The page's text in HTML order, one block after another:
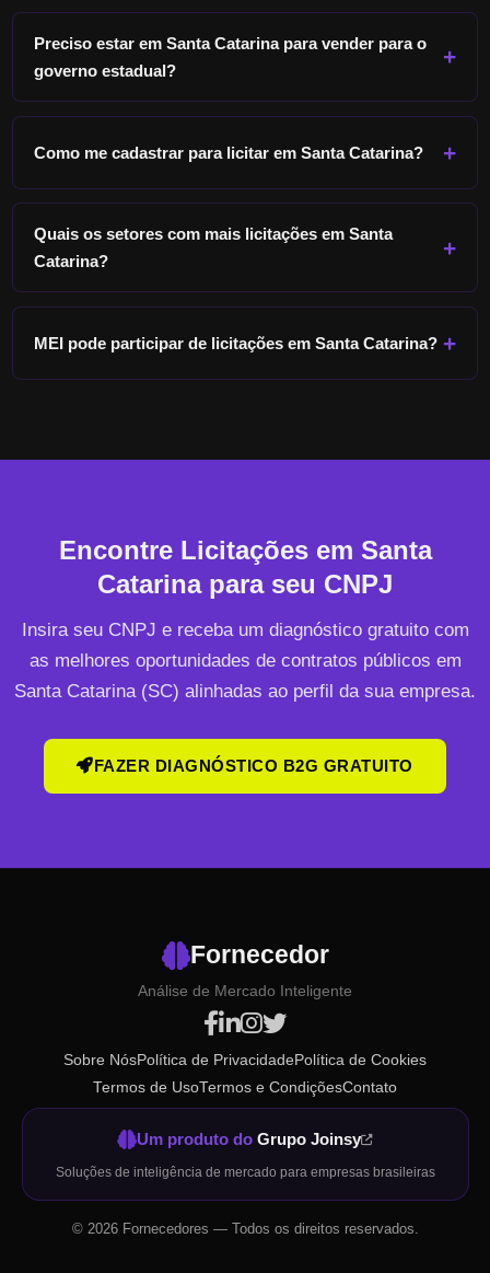
Preciso estar em Santa Catarinapara vender para o
governo estadual?
Como me cadastrar para licitar em Santa Catarina?
Quais os setores com mais licitações em Santa
Catarina?
MEI pode participar de licitações em Santa Catarina?
Encontre Licitações em Santa
Catarinapara seu CNPJ
Insira seu CNPJ e receba um diagnóstico gratuito com
as melhores oportunidades de contratos públicos em
Santa Catarina (SC) alinhadas ao perfil da sua empresa.
FAZER DIAGNÓSTICO B2G GRATUITO
Fornecedor
Análise de Mercado Inteligente
Sobre NósPolítica de PrivacidadePolítica de Cookies
Termos de UsoTermos e CondiçõesContato
Um produto do Grupo Joinsy
Soluções de inteligência de mercado para empresas brasileiras
© 2026Fornecedores — Todos os direitos reservados.